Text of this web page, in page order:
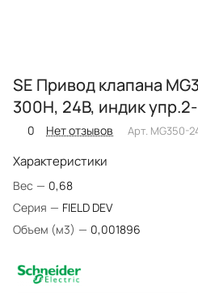
SE Привод клапана
300Н, 24В, индик
0 Нет отзывов Арт. MG350-
Характеристики
Вес — 0,68
Серия — FIELD DEV
Объем (м3) — 0,001896